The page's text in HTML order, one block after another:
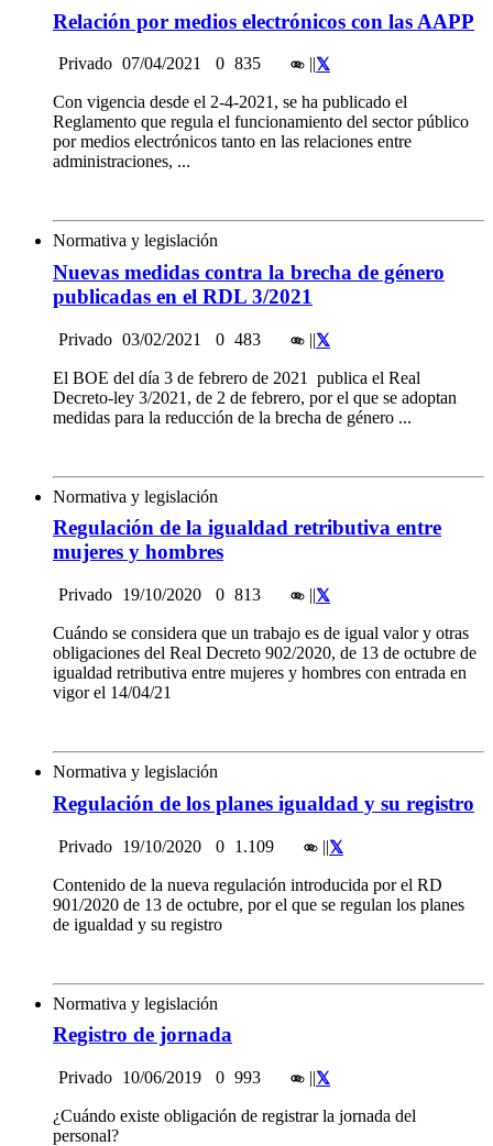
Relación por medios electrónicos con las AAPP
Privado 07/04/2021 0 835 ||
Con vigencia desde el 2-4-2021, se ha publicado el
Reglamento que regula el funcionamiento del sector público
por medios electrónicos tanto en las relaciones entre
administraciones, ...
Normativa y legislación
Nuevas medidas contra la brecha de género
publicadas en el RDL 3/2021
Privado 03/02/2021 0 483 ||
El BOE del día 3 de febrero de 2021 publica el Real
Decreto-ley 3/2021, de 2 de febrero, por el que se adoptan
medidas para la reducción de la brecha de género ...
Normativa y legislación
Regulación de la igualdad retributiva entre
mujeres y hombres
Privado 19/10/2020 0 813 ||
Cuándo se considera que un trabajo es de igual valor y otras
obligaciones del Real Decreto 902/2020, de 13 de octubre de
igualdad retributiva entre mujeres y hombres con entrada en
vigor el 14/04/21
Normativa y legislación
Regulación de los planes igualdad y su registro
Privado 19/10/2020 0 1.109 ||
Contenido de la nueva regulación introducida por el RD
901/2020 de 13 de octubre, por el que se regulan los planes
de igualdad y su registro
Normativa y legislación
Registro de jornada
Privado 10/06/2019 0 993 ||
¿Cuándo existe obligación de registrar la jornada del
personal?